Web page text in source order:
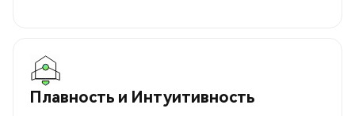
Плавность и Интуитивность